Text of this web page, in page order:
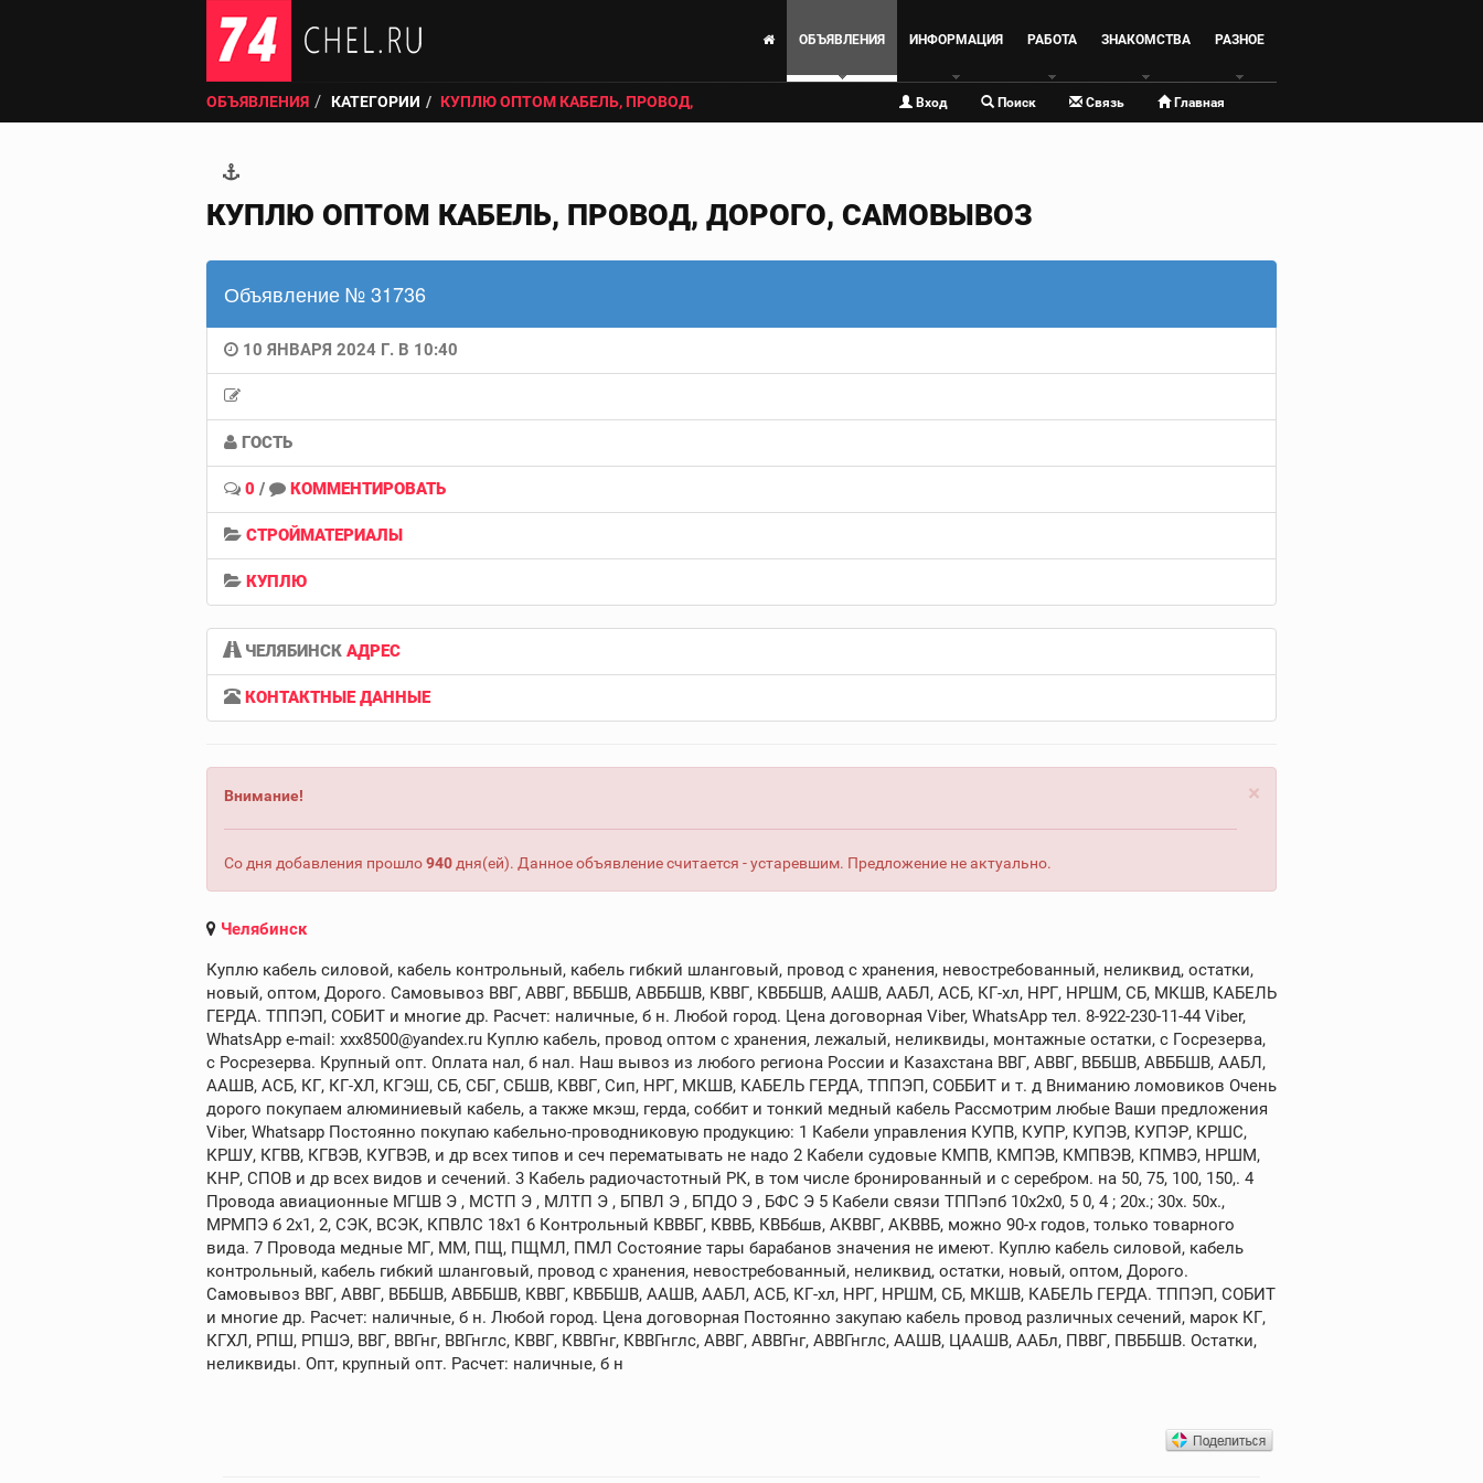
ОБЪЯВЛЕНИЯ ИНФОРМАЦИЯ РАБОТА ЗНАКОМСТВА РАЗНОЕ
ОБЪЯВЛЕНИЯ КАТЕГОРИИ КУПЛЮ ОПТОМ КАБЕЛЬ, ПРОВОД, Вход Поиск Связь Главная
КУПЛЮ ОПТОМ КАБЕЛЬ, ПРОВОД, ДОРОГО, САМОВЫВОЗ
Объявление № 31736
10 ЯНВАРЯ 2024 Г. В 10:40
ГОСТЬ
0 / КОММЕНТИРОВАТЬ
СТРОЙМАТЕРИАЛЫ
КУПЛЮ
ЧЕЛЯБИНСК АДРЕС
КОНТАКТНЫЕ ДАННЫЕ
×
Внимание!
Со дня добавления прошло940 дня(ей). Данное объявление считается - устаревшим. Предложение не актуально.
Челябинск
Куплю кабель силовой, кабель контрольный, кабель гибкий шланговый, провод с хранения, невостребованный, неликвид, остатки,
новый, оптом, Дорого. Самовывоз ВВГ, АВВГ, ВББШВ, АВББШВ, КВВГ, КВББШВ, ААШВ, ААБЛ, АСБ, КГ-хл, НРГ, НРШМ, СБ, МКШВ, КАБЕЛЬ
ГЕРДА. ТППЭП, СОБИТ и многие др. Расчет: наличные, б н. Любой город. Цена договорная Viber, WhatsApp тел. 8-922-230-11-44 Viber,
WhatsApp e-mail: xxx8500@yandex.ru Куплю кабель, провод оптом с хранения, лежалый, неликвиды, монтажные остатки, с Госрезерва,
с Росрезерва. Крупный опт. Оплата нал, б нал. Наш вывоз из любого региона России и Казахстана ВВГ, АВВГ, ВББШВ, АВББШВ, ААБЛ,
ААШВ, АСБ, КГ, КГ-ХЛ, КГЭШ, СБ, СБГ, СБШВ, КВВГ, Сип, НРГ, МКШВ, КАБЕЛЬ ГЕРДА, ТППЭП, СОББИТ и т. д Вниманию ломовиков Очень
дорого покупаем алюминиевый кабель, а также мкэш, герда, соббит и тонкий медный кабель Рассмотрим любые Ваши предложения
Viber, Whatsapp Постоянно покупаю кабельно-проводниковую продукцию: 1 Кабели управления КУПВ, КУПР, КУПЭВ, КУПЭР, КРШС,
КРШУ, КГВВ, КГВЭВ, КУГВЭВ, и др всех типов и сеч перематывать не надо 2 Кабели судовые КМПВ, КМПЭВ, КМПВЭВ, КПМВЭ, НРШМ,
КНР, СПОВ и др всех видов и сечений. 3 Кабель радиочастотный РК, в том числе бронированный и с серебром. на 50, 75, 100, 150,. 4
Провода авиационные МГШВ Э , МСТП Э , МЛТП Э , БПВЛ Э , БПДО Э , БФС Э 5 Кабели связи ТППэпб 10х2х0, 5 0, 4 ; 20х.; 30х. 50х.,
МРМПЭ б 2х1, 2, СЭК, ВСЭК, КПВЛС 18х1 6 Контрольный КВВБГ, КВВБ, КВБбшв, АКВВГ, АКВВБ, можно 90-х годов, только товарного
вида. 7 Провода медные МГ, ММ, ПЩ, ПЩМЛ, ПМЛ Состояние тары барабанов значения не имеют. Куплю кабель силовой, кабель
контрольный, кабель гибкий шланговый, провод с хранения, невостребованный, неликвид, остатки, новый, оптом, Дорого.
Самовывоз ВВГ, АВВГ, ВББШВ, АВББШВ, КВВГ, КВББШВ, ААШВ, ААБЛ, АСБ, КГ-хл, НРГ, НРШМ, СБ, МКШВ, КАБЕЛЬ ГЕРДА. ТППЭП, СОБИТ
и многие др. Расчет: наличные, б н. Любой город. Цена договорная Постоянно закупаю кабель провод различных сечений, марок КГ,
КГХЛ, РПШ, РПШЭ, ВВГ, ВВГнг, ВВГнглс, КВВГ, КВВГнг, КВВГнглс, АВВГ, АВВГнг, АВВГнглс, ААШВ, ЦААШВ, ААБл, ПВВГ, ПВББШВ. Остатки,
неликвиды. Опт, крупный опт. Расчет: наличные, б н